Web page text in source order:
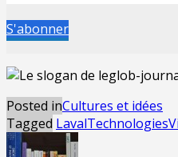
S'abonner
Posted inCultures et idées
Tagged LavalTechnologies